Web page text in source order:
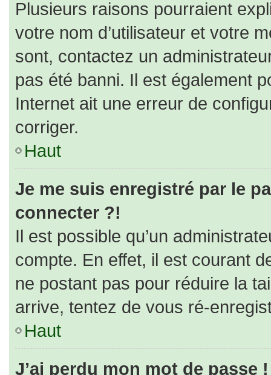
Plusieurs raisons pourraient
votre nom d’utilisateur et votre
sont, contactez un
pas été banni. Il est également
Internet ait une erreur de
corriger.
Haut
Je me suis enregistré par le
connecter ?!
Il est possible qu’un
compte. En effet, il est courant
ne postant pas pour réduire la
arrive, tentez de vous ré-
Haut
J’ai perdu mon mot de passe !